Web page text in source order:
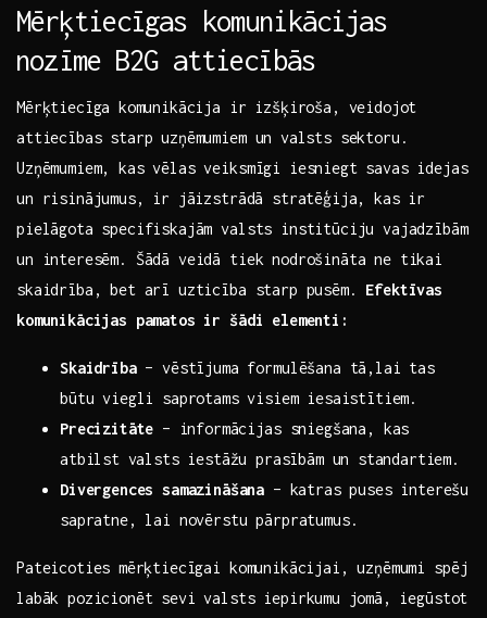
Mērķtiecīgas komunikācijas
⁢nozīme B2G attiecībās
Mērķtiecīga⁣ komunikācija ir izšķiroša, ​veidojot
attiecības starp uzņēmumiem un ⁣valsts​ sektoru.
Uzņēmumiem, kas ‍vēlas veiksmīgi iesniegt ‌savas idejas
un risinājumus, ir⁢ jāizstrādā stratēģija, kas ir
pielāgota specifiskajām valsts institūciju vajadzībām
un interesēm. Šādā veidā tiek nodrošināta ne tikai
skaidrība, ​bet arī uzticība starp pusēm. Efektīvas
komunikācijas pamatos ir šādi elementi:
Skaidrība– vēstījuma‌ formulēšana tā,lai‍ tas
būtu viegli saprotams visiem ⁢iesaistītiem.
Precizitāte ⁣–‍ informācijas sniegšana, kas
atbilst ⁤valsts‌ iestāžu ⁢prasībām un ⁣standartiem.
Divergences​ samazināšana ⁣– katras puses‍ interešu‌
sapratne, ​lai novērstu pārpratumus.
Pateicoties ⁣mērķtiecīgai komunikācijai, uzņēmumi spēj
labāk pozicionēt sevi valsts‌ iepirkumu ⁣jomā, ⁢iegūstot